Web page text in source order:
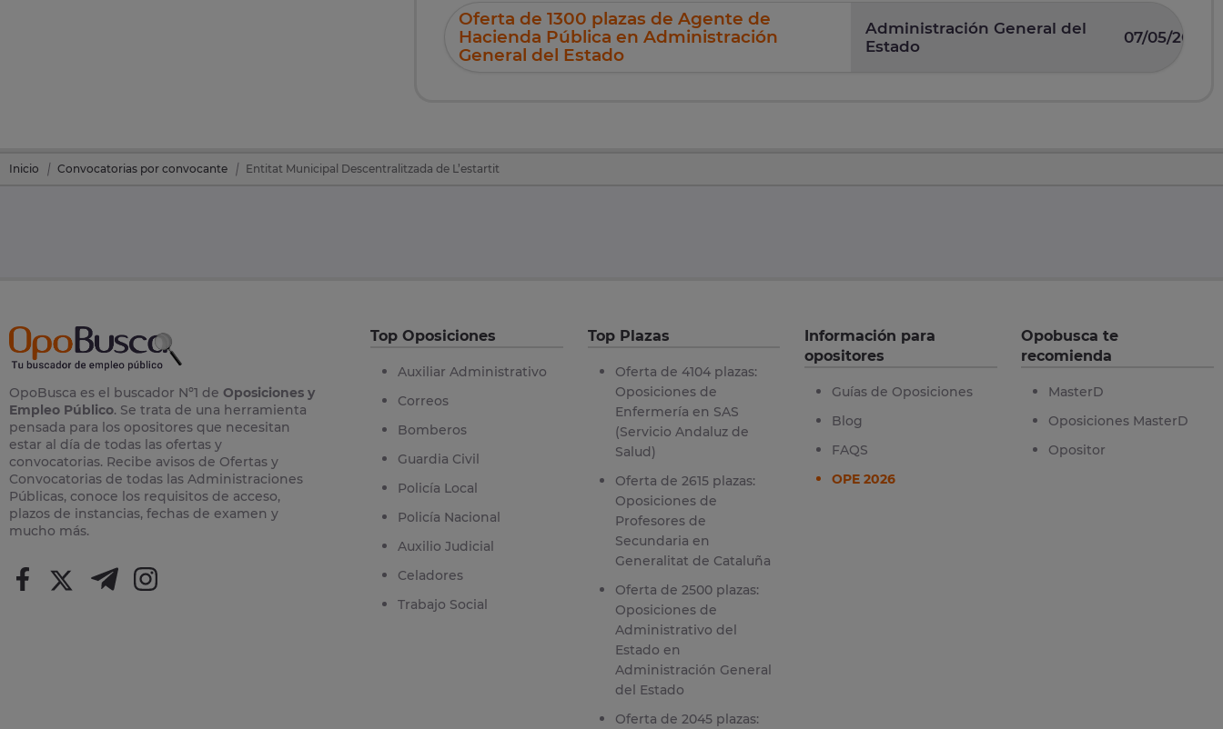
Oferta de 1300 plazas de Agente de
Hacienda Pública en Administración
General del Estado
Administración General del
Estado
07/05/2026
Inicio Convocatorias por convocante Entitat Municipal Descentralitzada de L’estartit
OpoBusca es el buscador Nº1 de Oposiciones y
Empleo Público. Se trata de una herramienta
pensada para los opositores que necesitan
estar al día de todas las ofertas y
convocatorias. Recibe avisos de Ofertas y
Convocatorias de todas las Administraciones
Públicas, conoce los requisitos de acceso,
plazos de instancias, fechas de examen y
mucho más.
Top Oposiciones
Auxiliar Administrativo
Correos
Bomberos
Guardia Civil
Policía Local
Policía Nacional
Auxilio Judicial
Celadores
Trabajo Social
Top Plazas
Oferta de 4104 plazas:
Oposiciones de
Enfermería en SAS
(Servicio Andaluz de
Salud)
Oferta de 2615 plazas:
Oposiciones de
Profesores de
Secundaria en
Generalitat de Cataluña
Oferta de 2500 plazas:
Oposiciones de
Administrativo del
Estado en
Administración General
del Estado
Oferta de 2045 plazas:
Información para
opositores
Guías de Oposiciones
Blog
FAQS
OPE 2026
Opobusca te
recomienda
MasterD
Oposiciones MasterD
Opositor